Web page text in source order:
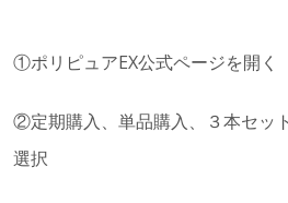
①ポリピュアEX公式ページを開く
②定期購入、単品購入、３本セッ
選択